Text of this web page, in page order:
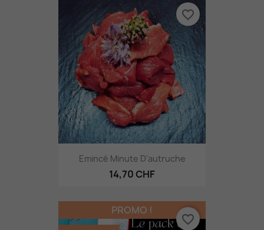
Emincé Minute D'autruche
14,70 CHF
favorite_border
PROMO !
favorite_border